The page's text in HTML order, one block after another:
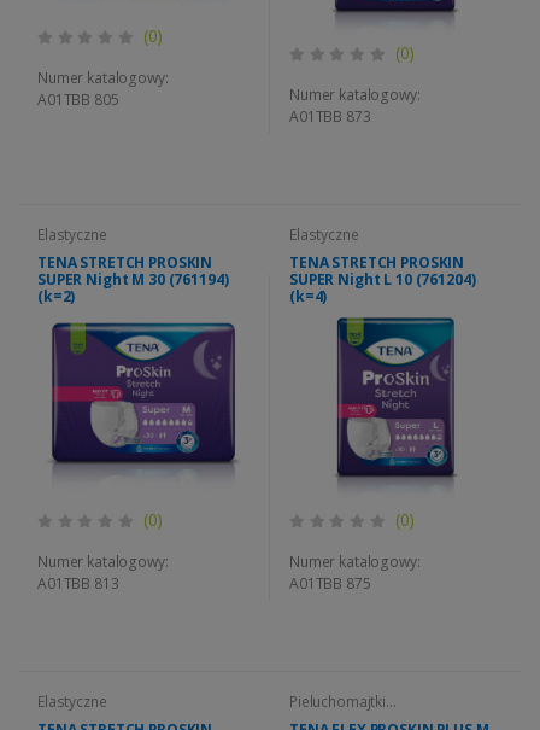
(0)
Numer katalogowy:
A01TBB 805
(0)
Numer katalogowy:
A01TBB 873
Elastyczne
TENA STRETCH PROSKIN
SUPER Night M 30 (761194)
(k=2)
(0)
Numer katalogowy:
A01TBB 813
Elastyczne
TENA STRETCH PROSKIN
SUPER Night L 10 (761204)
(k=4)
(0)
Numer katalogowy:
A01TBB 875
Elastyczne
Pieluchomajtki
SLIP/FLEX/STRETCH